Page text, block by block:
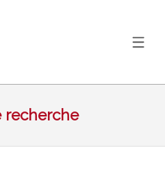
recherche